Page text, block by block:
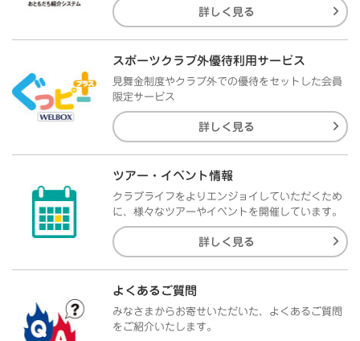
詳しく見る
スポーツクラブ外優待利用サービス
見舞金制度やクラブ外での優待をセットした会員
限定サービス
詳しく見る
ツアー・イベント情報
クラブライフをよりエンジョイしていただくため
に、様々なツアーやイベントを開催しています。
詳しく見る
よくあるご質問
みなさまからお寄せいただいた、よくあるご質問
をご紹介いたします。